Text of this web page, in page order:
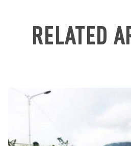
RELATED